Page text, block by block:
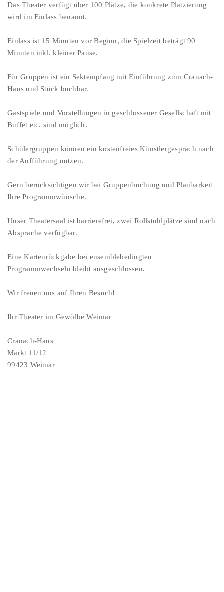
Das Theater verfügt über 100 Plätze, die konkrete Platzierung
wird im Einlass benannt.
Einlass ist 15 Minuten vor Beginn, die Spielzeit beträgt 90
Minuten inkl. kleiner Pause.
Für Gruppen ist ein Sektempfang mit Einführung zum Cranach-
Haus und Stück buchbar.
Gastspiele und Vorstellungen in geschlossener Gesellschaft mit
Buffet etc. sind möglich.
Schülergruppen können ein kostenfreies Künstlergespräch nach
der Aufführung nutzen.
Gern berücksichtigen wir bei Gruppenbuchung und Planbarkeit
Ihre Programmwünsche.
Unser Theatersaal ist barrierefrei, zwei Rollstuhlplätze sind nach
Absprache verfügbar.
Eine Kartenrückgabe bei ensemblebedingten
Programmwechseln bleibt ausgeschlossen.
Wir freuen uns auf Ihren Besuch!
Ihr Theater im Gewölbe Weimar
Cranach-Haus
Markt 11/12
99423 Weimar